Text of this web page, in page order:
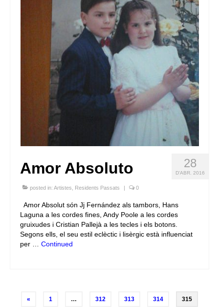
28
D'ABR. 2016
Amor Absoluto
posted in: Artistes Residents Passats | 0
Amor Absolut són Jj Fernández als tambors, Hans
Laguna a les cordes fines, Andy Poole a les cordes
gruixudes i Cristian Pallejà a les tecles i els botons.
Segons ells, el seu estil eclèctic i lisèrgic està influenciat
per … Continued
Posts
« 1 … 312 313 314 315